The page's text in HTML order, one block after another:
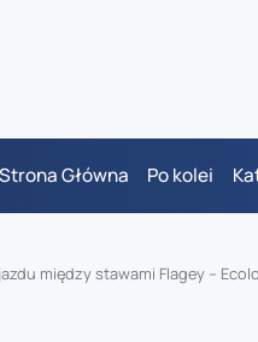
Strona Główna Po kolei
między stawami Flagey –